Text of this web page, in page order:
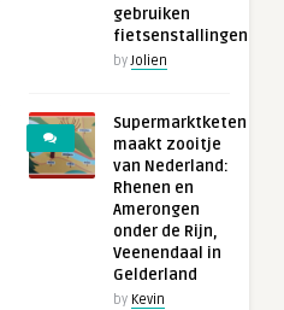
gebruiken
fietsenstallingen
byJolien
Supermarktketen
maakt zooitje
van Nederland:
Rhenen en
Amerongen
onder de Rijn,
Veenendaal in
Gelderland
by Kevin